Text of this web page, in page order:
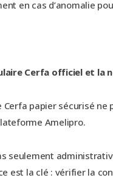
en cas d’anomalie
Cerfa officiel et la
Cerfa papier sécurisé
Amelipro.
seulement
est la clé : vérifier la